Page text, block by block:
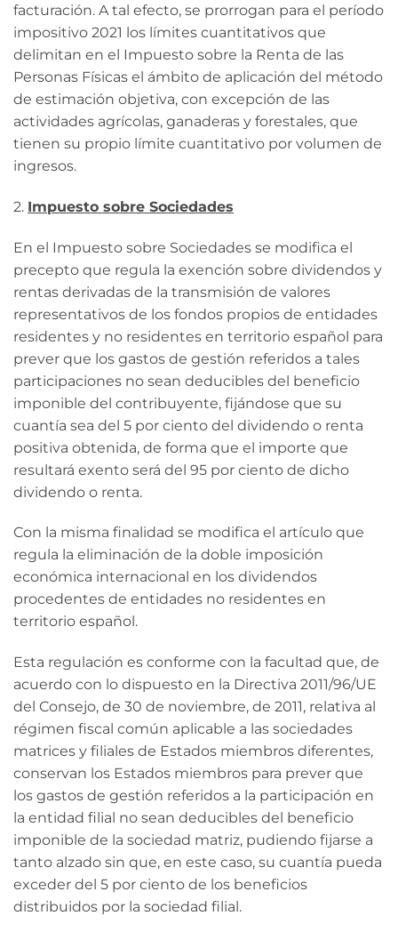
facturación. A tal efecto, se prorrogan para el período
impositivo 2021 los límites cuantitativos que
delimitan en el Impuesto sobre la Renta de las
Personas Físicas el ámbito de aplicación del método
de estimación objetiva, con excepción de las
actividades agrícolas, ganaderas y forestales, que
tienen su propio límite cuantitativo por volumen de
ingresos.
2. Impuesto sobre Sociedades
En el Impuesto sobre Sociedades se modifica el
precepto que regula la exención sobre dividendos y
rentas derivadas de la transmisión de valores
representativos de los fondos propios de entidades
residentes y no residentes en territorio español para
prever que los gastos de gestión referidos a tales
participaciones no sean deducibles del beneficio
imponible del contribuyente, fijándose que su
cuantía sea del 5 por ciento del dividendo o renta
positiva obtenida, de forma que el importe que
resultará exento será del 95 por ciento de dicho
dividendo o renta.
Con la misma finalidad se modifica el artículo que
regula la eliminación de la doble imposición
económica internacional en los dividendos
procedentes de entidades no residentes en
territorio español.
Esta regulación es conforme con la facultad que, de
acuerdo con lo dispuesto en la Directiva 2011/96/UE
del Consejo, de 30 de noviembre, de 2011, relativa al
régimen fiscal común aplicable a las sociedades
matrices y filiales de Estados miembros diferentes,
conservan los Estados miembros para prever que
los gastos de gestión referidos a la participación en
la entidad filial no sean deducibles del beneficio
imponible de la sociedad matriz, pudiendo fijarse a
tanto alzado sin que, en este caso, su cuantía pueda
exceder del 5 por ciento de los beneficios
distribuidos por la sociedad filial.